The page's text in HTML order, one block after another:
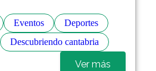
Eventos
Deportes
Descubriendo cantabria
Ver más